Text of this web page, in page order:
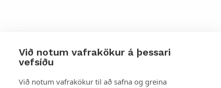
Við notum vafrakökur á þessari
vefsíðu
Við notum vafrakökur til að safna og greina
Styttu þér leið